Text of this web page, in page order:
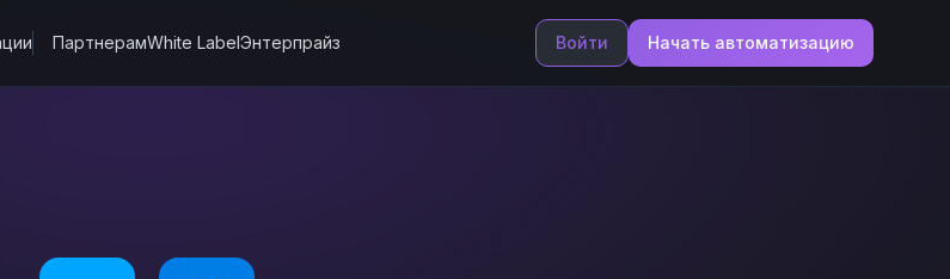
ПартнерамWhite LabelЭнтерпрайз Войти Начать автоматизацию